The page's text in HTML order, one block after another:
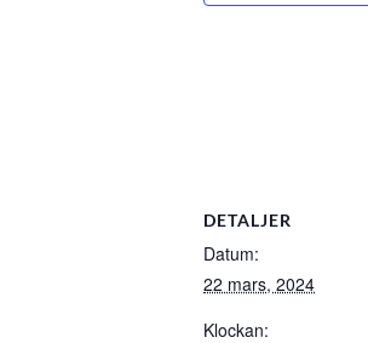
DETALJER
Datum:
22 mars, 2024
Klockan: